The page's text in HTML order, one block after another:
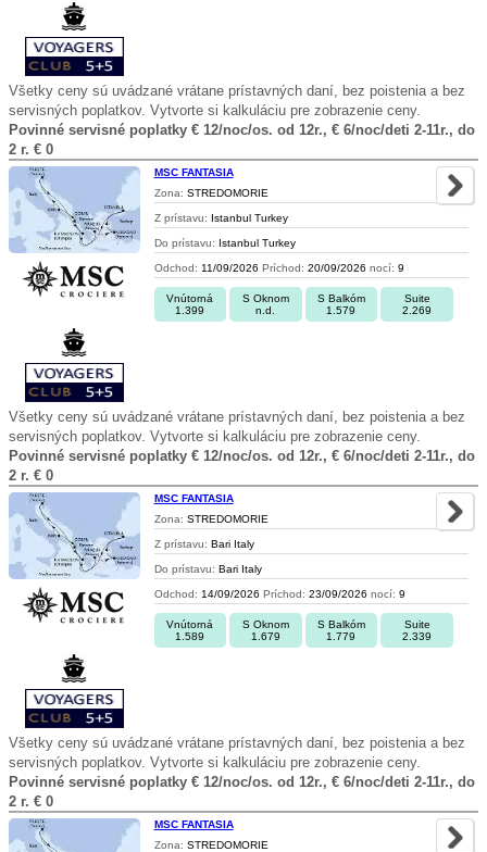
Všetky ceny sú uvádzané vrátane prístavných daní, bez poistenia a bez
servisných poplatkov. Vytvorte si kalkuláciu pre zobrazenie ceny.
Povinné servisné poplatky € 12/noc/os. od 12r., € 6/noc/deti 2-11r., do
2 r. € 0
MSC FANTASIA
Zona: STREDOMORIE
Z prístavu: Istanbul Turkey
Do prístavu: Istanbul Turkey
Odchod: 11/09/2026 Príchod: 20/09/2026 nocí: 9
Vnútorná
1.399
S Oknom
n.d.
S Balkóm
1.579
Suite
2.269
Všetky ceny sú uvádzané vrátane prístavných daní, bez poistenia a bez
servisných poplatkov. Vytvorte si kalkuláciu pre zobrazenie ceny.
Povinné servisné poplatky € 12/noc/os. od 12r., € 6/noc/deti 2-11r., do
2 r. € 0
MSC FANTASIA
Zona: STREDOMORIE
Z prístavu: Bari Italy
Do prístavu: Bari Italy
Odchod: 14/09/2026 Príchod: 23/09/2026 nocí: 9
Vnútorná
1.589
S Oknom
1.679
S Balkóm
1.779
Suite
2.339
Všetky ceny sú uvádzané vrátane prístavných daní, bez poistenia a bez
servisných poplatkov. Vytvorte si kalkuláciu pre zobrazenie ceny.
Povinné servisné poplatky € 12/noc/os. od 12r., € 6/noc/deti 2-11r., do
2 r. € 0
MSC FANTASIA
Zona: STREDOMORIE